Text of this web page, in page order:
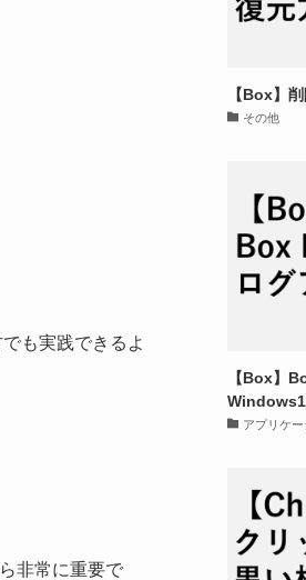
も実践できるよ
非常に重要で
【Box】
その他
【Box】
アプリケー